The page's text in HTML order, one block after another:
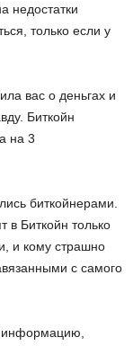
недостатки
только если у
вас о деньгах и
Биткойн
на 3
биткойнерами.
в Биткойн только
и кому страшно
с самого
информацию,